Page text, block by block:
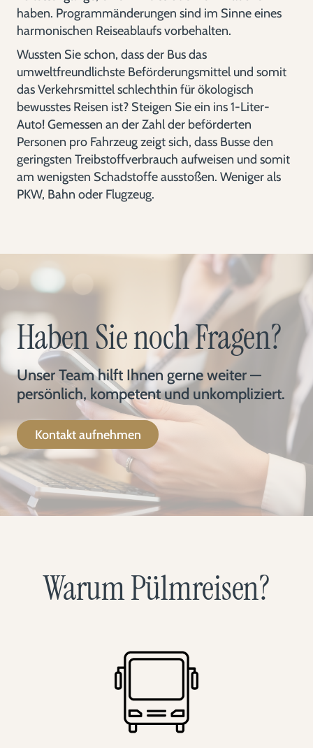
haben. Programmänderungen sind im Sinne eines
harmonischen Reiseablaufs vorbehalten.
Wussten Sie schon, dass der Bus das
umweltfreundlichste Beförderungsmittel und somit
das Verkehrsmittel schlechthin für ökologisch
bewusstes Reisen ist? Steigen Sie ein ins 1-Liter-
Auto! Gemessen an der Zahl der beförderten
Personen pro Fahrzeug zeigt sich, dass Busse den
geringsten Treibstoffverbrauch aufweisen und somit
am wenigsten Schadstoffe ausstoßen. Weniger als
PKW, Bahn oder Flugzeug.
Haben Sie noch Fragen?
Unser Team hilft Ihnen gerne weiter —
persönlich, kompetent und unkompliziert.
Kontakt aufnehmen
Warum Pülmreisen?